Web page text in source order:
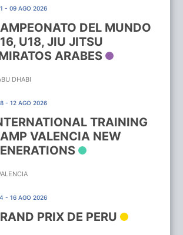
- 09 AGO 2026
DEL MUNDO
U18, JIU JITSU
ARABES
DHABI
- 12 AGO 2026
TRAINING
VALENCIA NEW
- 16 AGO 2026
PRIX DE PERU